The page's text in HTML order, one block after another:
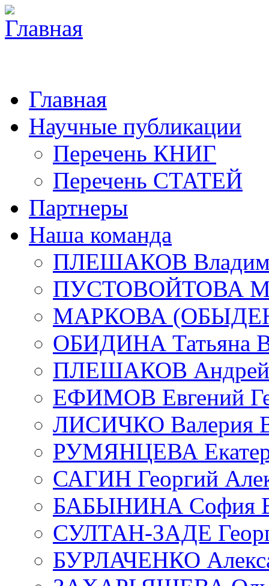
Главная
Научные публикации
Перечень КНИГ
Перечень СТАТЕЙ
Партнеры
Наша команда
ПЛЕШАКОВ
ПУСТОВОЙТОВА
МАРКОВА
ОБИДИНА Татьяна
ПЛЕШАКОВ Андрей
ЕФИМОВ Евгений
ЛИСИЧКО Валерия
РУМЯНЦЕВА
САГИН Георгий
БАБЫНИНА София
СУЛТАН-ЗАДЕ
БУРЛАЧЕНКО